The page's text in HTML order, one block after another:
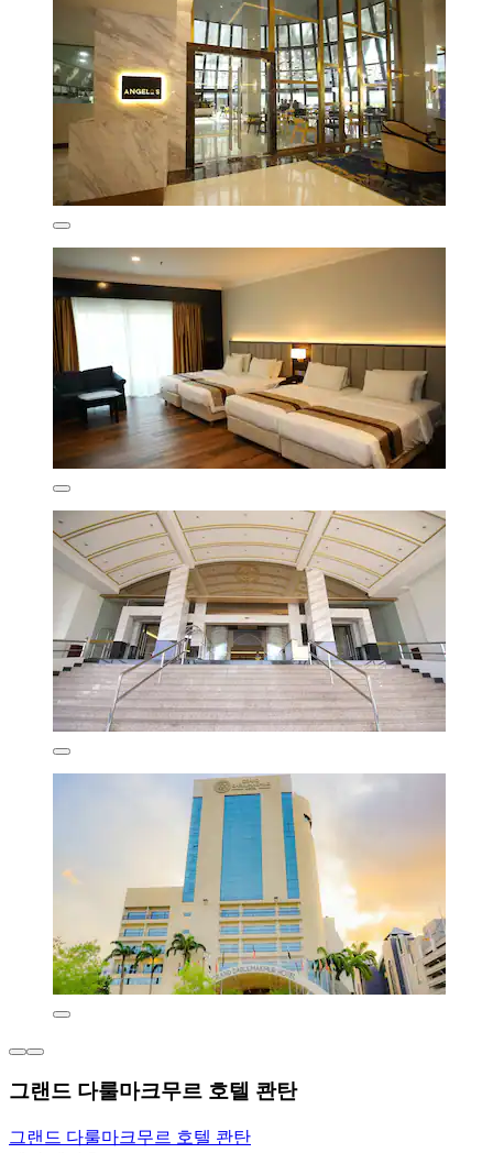
그랜드 다룰마크무르 호텔 콴탄
그랜드 다룰마크무르 호텔 콴탄